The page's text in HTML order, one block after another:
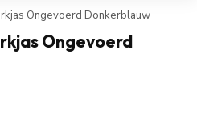
Ongevoerd Donkerblauw
Ongevoerd